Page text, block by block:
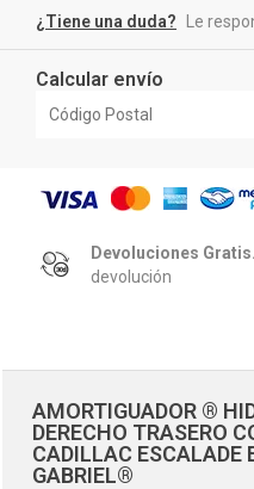
¿Tiene una duda? Le
Calcular envío
Devoluciones Gratis.
devolución
AMORTIGUADOR ®
DERECHO TRASERO
CADILLAC ESCALADE
GABRIEL®